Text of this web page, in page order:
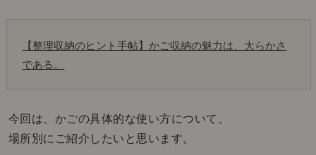
【整理収納のヒント手帖】かご収納の魅力は、大らかさ
である。
今回は、かごの具体的な使い方について、
場所別にご紹介したいと思います。